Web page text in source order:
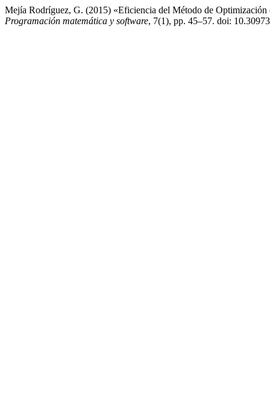
Mejía Rodríguez, G. (2015) «Eficiencia del Método de
Programación matemática y software, 7(1), pp. 45–57. doi: